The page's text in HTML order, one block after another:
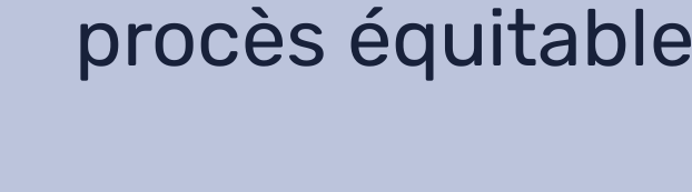
procès équitable